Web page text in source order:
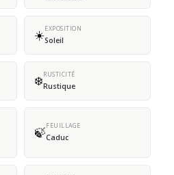
☀️EXPOSITION
Soleil
❄️RUSTICITÉ
Rustique
🍃FEUILLAGE
Caduc